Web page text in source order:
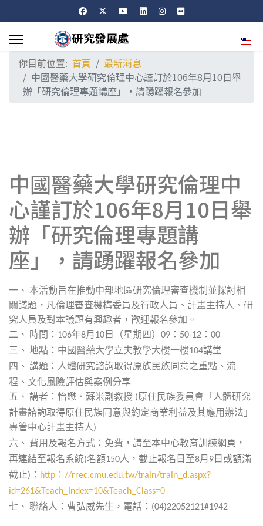
選擇
你目前位置: 首頁
最新消息
中國醫藥大學研究倫理中心謹訂於106年8月10日舉
辦「研究倫理專題講座」，請踴躍報名參加
中國醫藥大學研究倫理中
心謹訂於106年8月10日舉
辦「研究倫理專題講
座」，請踴躍報名參加
一、 本活動旨在推動中部地區研究倫理審查機制並探討相
關議題，凡倫理審查機構委員及行政人員、計畫主持人、研
究人員及對本議題有興趣者，歡迎報名參加。
二、 時間： 106年8月 10日（星期四） 09 ： 50-12 ： 00
三、 地點：中國醫藥大學立夫教學大樓一樓104講堂
四、 講題：人體研究諮詢取得原族民族同意之重點、流
程、文化風險評估與案例分享
五、 講者：怡懋．蘇米副教授 (原住民族委員會「人體研究
計畫諮詢取得原住民族同意與約定商業利益及其應用辦法」
專管中心計畫主持人)
六、 費用及報名方式：免費，請至本中心教育訓練網頁，
再連結至報名系統(名額150人，截止報名日至8月 9日或額滿
截止) ： http ： //rrec.cmu.edu.tw/train/train_d.aspx?
id=261&Teach_Index=10&Teach_Class=0
七、 聯絡人：曹弘威先生，電話： (04)22052121#1942